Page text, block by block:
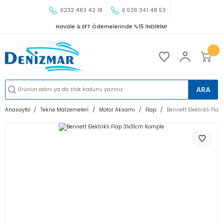
0232 483 42 18 0 536 341 48 53
Havale & EFT Ödemelerinde %15 İNDİRİM!
ARA
Anasayfa Tekne Malzemeleri Motor Aksamı Flap Bennett Elektrikli Flap